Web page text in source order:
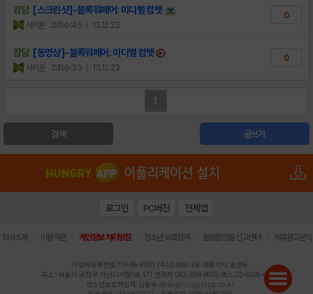
잡담 [스크린샷]-블록워페어: 미디벌 컴뱃
샤키온 조회수:45 | 13.12.23
0
잡담 [동영상]-블록워페어: 미디벌 컴뱃
샤키온 조회수:33 | 13.12.23
0
1
검색 글쓰기
로그인 PC버전 전체앱
회사소개 이용약관 개인정보 처리방침 청소년 보호정책 불법촬영물 신고센터 제휴광고문의
사업자등록번호:119-86-61101 (주)스마트나우 대표이사:송현두
주소: 서울시 금천구 가산디지털1로 171 연락처:063-284-8635 팩스:02-6265-0377
청소년보호책임자:김동욱 desk@hungryapp.co.kr